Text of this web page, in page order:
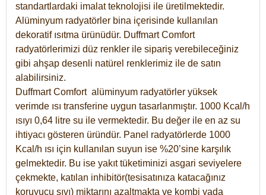
standartlardaki imalat teknolojisi ile üretilmektedir.
Alüminyum radyatörler bina içerisinde kullanılan
dekoratif ısıtma ürünüdür. Duffmart Comfort
radyatörlerimizi düz renkler ile sipariş verebileceğiniz
gibi ahşap desenli natürel renklerimiz ile de satın
alabilirsiniz.
Duffmart Comfort alüminyum radyatörler yüksek
verimde ısı transferine uygun tasarlanmıştır. 1000 Kcal/h
ısıyı 0,64 litre su ile vermektedir. Bu değer ile en az su
ihtiyacı gösteren üründür. Panel radyatörlerde 1000
Kcal/h ısı için kullanılan suyun ise %20’sine karşılık
gelmektedir. Bu ise yakıt tüketiminizi asgari seviyelere
çekmekte, katılan inhibitör(tesisatınıza katacağınız
koruyucu sıvı) miktarını azaltmakta ve kombi yada